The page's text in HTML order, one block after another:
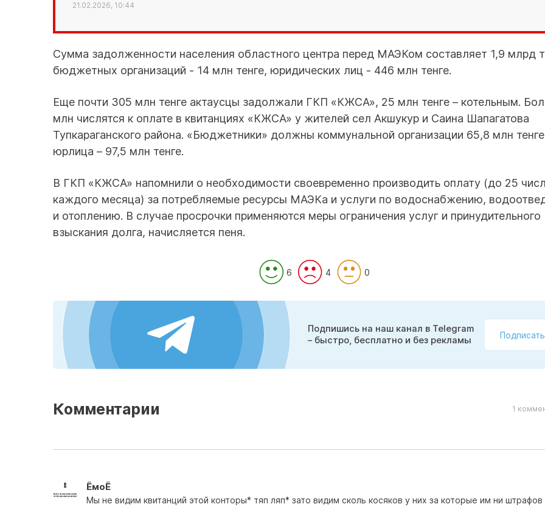
21.02.2026, 10:44
Сумма задолженности населения областного центра перед МАЭКом составляет 1,9 млрд
бюджетных организаций - 14 млн тенге, юридических лиц - 446 млн тенге.
Еще почти 305 млн тенге актаусцы задолжали ГКП «КЖСА», 25 млн тенге – котельным.
млн числятся к оплате в квитанциях «КЖСА» у жителей сел Акшукур и Саина Шапагатова
Тупкараганского района. «Бюджетники» должны коммунальной организации 65,8 млн
юрлица – 97,5 млн тенге.
В ГКП «КЖСА» напомнили о необходимости своевременно производить оплату (до 25
каждого месяца) за потребляемые ресурсы МАЭКа и услуги по водоснабжению,
и отоплению. В случае просрочки применяются меры ограничения услуг и принудительного
взыскания долга, начисляется пеня.
6 4 0
Подпишись на наш канал в Telegram
– быстро, бесплатно и без рекламы
Комментарии 1
ЁмоЁ
Мы не видим квитанций этой конторы* тяп ляп* зато видим сколь косяков у них за которые им ни штрафов